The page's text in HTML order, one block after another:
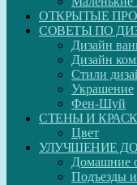
ОТКРЫТЫЕ
СОВЕТЫ ПО
Дизайн
Дизайн
Стили
Украшение
Фен-Шуй
СТЕНЫ И
Цвет
УЛУЧШЕНИЕ
Домашние
Подъезды